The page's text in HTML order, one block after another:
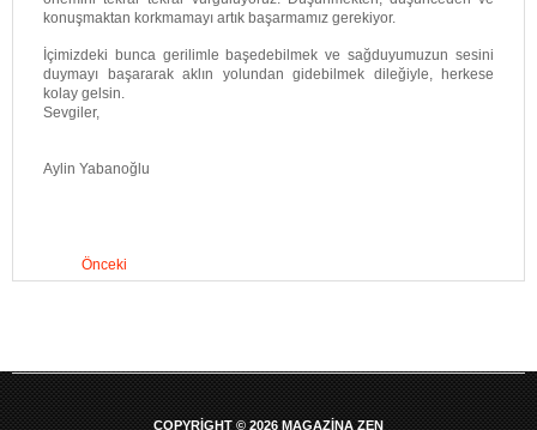
konuşmaktan korkmamayı artık başarmamız gerekiyor.
İçimizdeki bunca gerilimle başedebilmek ve sağduyumuzun sesini
duymayı başararak aklın yolundan gidebilmek dileğiyle, herkese
kolay gelsin.
Sevgiler,
Aylin Yabanoğlu
Önceki
COPYRIGHT © 2026 MAGAZINA ZEN